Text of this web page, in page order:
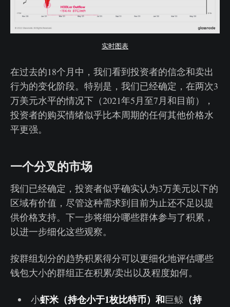
实时图表
在过去的18个月中，我们看到投资者的信念和卖出
行为的变化阶段。特别是，我们已经确定，在两次3
万美元水平的情况下（2021年5月至7月和目前），
投资者的购买情绪似乎比本周期的任何其他价格水
平更强。
一个分叉的市场
我们已经确定，投资者似乎确实认为3万美元以下的
区域有价值，尽管这种需求到目前为止还不足以提
供价格支持。下一步将细分哪些群体参与了积累，
以进一步细化这些观察。
按群组划分的趋势积累得分可以更细化地评估哪些
钱包大小的群组正在积累/卖出以及程度如何。
小虾米（持仓小于1枚比特币）和巨鲸（持